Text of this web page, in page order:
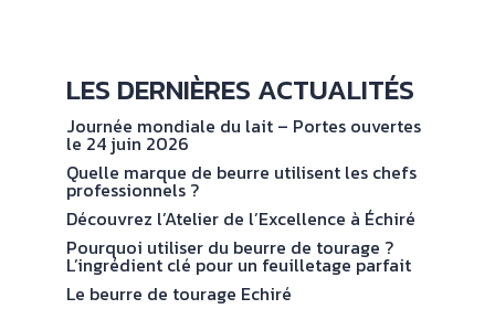
ENGAGEMENTS
ESPACE
PROFESSIONNEL
CONTACT
LES DERNIÈRES ACTUALITÉS
Journée mondiale du lait – Portes ouvertes
le 24 juin 2026
Quelle marque de beurre utilisent les chefs
professionnels ?
Découvrez l’Atelier de l’Excellence à Échiré
Pourquoi utiliser du beurre de tourage ?
L’ingrédient clé pour un feuilletage parfait
Le beurre de tourage Echiré